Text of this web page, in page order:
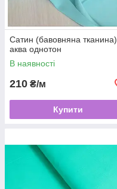
Сатин (бавовняна тканина)
аква однотон
В наявності
210 ₴/м
Купити